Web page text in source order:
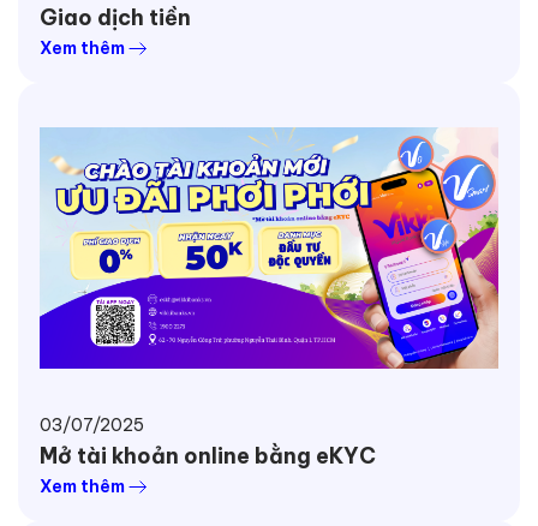
Giao dịch tiền
Xem thêm
03/07/2025
Mở tài khoản online bằng eKYC
Xem thêm